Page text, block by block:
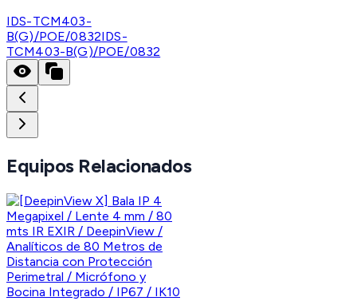
IDS-TCM403-
B(G)/POE/0832IDS-
TCM403-B(G)/POE/0832
Equipos Relacionados